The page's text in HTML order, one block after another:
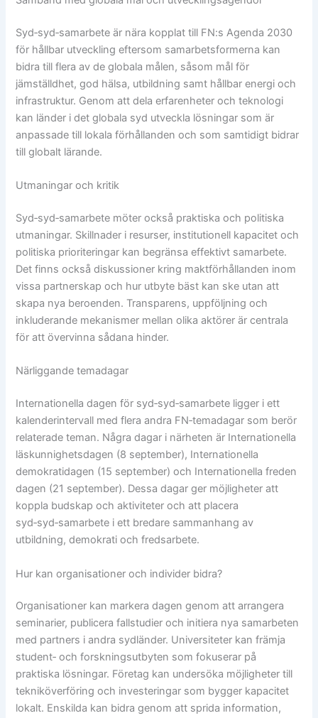
Syd‑syd‑samarbete är nära kopplat till FN:s Agenda 2030
för hållbar utveckling eftersom samarbetsformerna kan
bidra till flera av de globala målen, såsom mål för
jämställdhet, god hälsa, utbildning samt hållbar energi och
infrastruktur. Genom att dela erfarenheter och teknologi
kan länder i det globala syd utveckla lösningar som är
anpassade till lokala förhållanden och som samtidigt bidrar
till globalt lärande.
Utmaningar och kritik
Syd‑syd‑samarbete möter också praktiska och politiska
utmaningar. Skillnader i resurser, institutionell kapacitet och
politiska prioriteringar kan begränsa effektivt samarbete.
Det finns också diskussioner kring maktförhållanden inom
vissa partnerskap och hur utbyte bäst kan ske utan att
skapa nya beroenden. Transparens, uppföljning och
inkluderande mekanismer mellan olika aktörer är centrala
för att övervinna sådana hinder.
Närliggande temadagar
Internationella dagen för syd‑syd‑samarbete ligger i ett
kalenderintervall med flera andra FN‑temadagar som berör
relaterade teman. Några dagar i närheten är Internationella
läskunnighetsdagen (8 september), Internationella
demokratidagen (15 september) och Internationella freden
dagen (21 september). Dessa dagar ger möjligheter att
koppla budskap och aktiviteter och att placera
syd‑syd‑samarbete i ett bredare sammanhang av
utbildning, demokrati och fredsarbete.
Hur kan organisationer och individer bidra?
Organisationer kan markera dagen genom att arrangera
seminarier, publicera fallstudier och initiera nya samarbeten
med partners i andra sydländer. Universiteter kan främja
student‑ och forskningsutbyten som fokuserar på
praktiska lösningar. Företag kan undersöka möjligheter till
tekniköverföring och investeringar som bygger kapacitet
lokalt. Enskilda kan bidra genom att sprida information,